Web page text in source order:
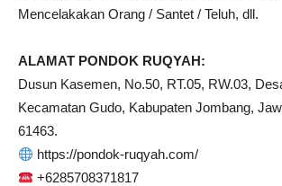
Mencelakakan Orang / Santet / Teluh, dll.
ALAMAT PONDOK RUQYAH:
Dusun Kasemen, No.50, RT.05, RW.03,
Kecamatan Gudo, Kabupaten Jombang,
61463.
https://pondok-ruqyah.com/
+6285708371817